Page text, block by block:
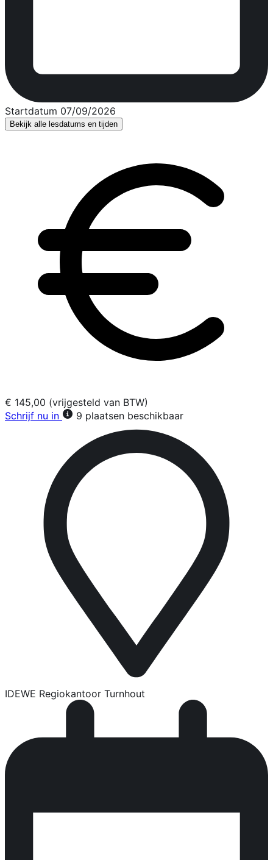
Startdatum 07/09/2026
Bekijk alle lesdatums en tijden
€ 145,00 (vrijgesteld van BTW)
Schrijf nu in
9 plaatsen beschikbaar
IDEWE Regiokantoor Turnhout